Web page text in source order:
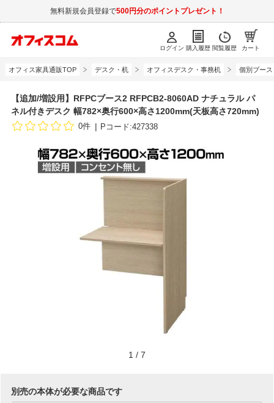
無料新規会員登録で500円分のポイントプレゼント！
ログイン 購入履歴 閲覧履歴 カート
オフィス家具通販TOP デスク・机 オフィスデスク・事務机 個別ブー
【追加/増設用】RFPCブース2 RFPCB2-8060AD ナチュラル パ
ネル付きデスク 幅782×奥行600×高さ1200mm(天板高さ720mm)
0件 Pコード:427338
1 / 7
別売の本体が必要な商品です